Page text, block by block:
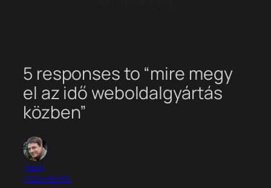
5 responses to “mire megy
el az idő weboldalgyártás
közben”
gaba
2006-09-05